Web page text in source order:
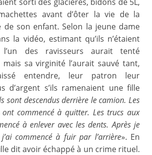
avant d’ôter la vie de la
de son enfant. Selon la jeune dame
la vidéo, estimant qu’ils n’étaient
l’un des ravisseurs aurait tenté
mais sa virginité l’aurait sauvé tant,
entendre, leur patron leur
d’argent s’ils ramenaient une fille
sont descendus derrière le camion. Les
commencé à quitter. Les trucs aux
à enlever avec les dents. Après je
commencé à fuir par l’arrière». En
dit avoir échappé à un crime rituel.